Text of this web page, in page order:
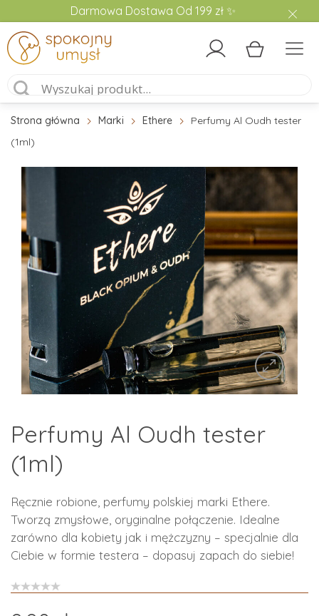
Darmowa Dostawa Od 199 zł ✨
Strona główna Marki Ethere
Perfumy Al Oudh tester
(1ml)
Perfumy Al Oudh tester
(1ml)
Ręcznie robione, perfumy polskiej marki Ethere.
Tworzą zmysłowe, oryginalne połączenie. Idealne
zarówno dla kobiety jak i mężczyzny – specjalnie dla
Ciebie w formie testera – dopasuj zapach do siebie!